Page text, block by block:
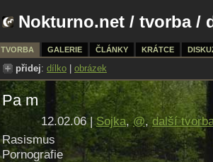
Nokturno.net / tvorba/
TVORBA GALERIE ČLÁNKY KRÁTCE
přidej: dílko obrázek
Pa m
12.02.06 |Sojka,@,další
Rasismus
Pornografie